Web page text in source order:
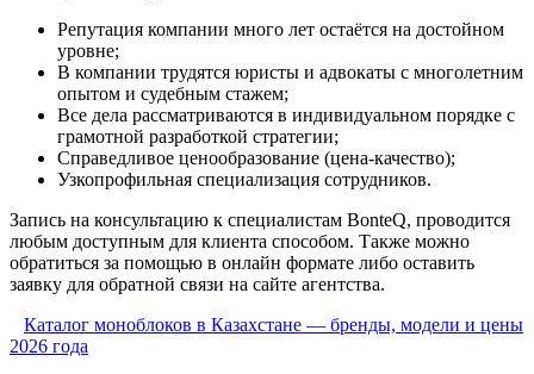
Репутация компании много лет остаётся на достойном
уровне;
В компании трудятся юристы и адвокаты с многолетним
опытом и судебным стажем;
Все дела рассматриваются в индивидуальном порядке с
грамотной разработкой стратегии;
Справедливое ценообразование (цена-качество);
Узкопрофильная специализация сотрудников.
Запись на консультацию к специалистам BonteQ, проводится
любым доступным для клиента способом. Также можно
обратиться за помощью в онлайн формате либо оставить
заявку для обратной связи на сайте агентства.
Каталог моноблоков в Казахстане — бренды, модели и цены
2026 года